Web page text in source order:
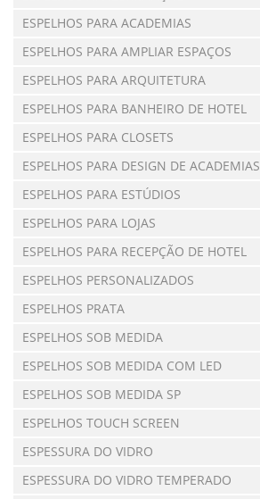
ESPELHOS PARA ACADEMIAS
ESPELHOS PARA AMPLIAR ESPAÇOS
ESPELHOS PARA ARQUITETURA
ESPELHOS PARA BANHEIRO DE HOTEL
ESPELHOS PARA CLOSETS
ESPELHOS PARA DESIGN DE ACADEMIAS
ESPELHOS PARA ESTÚDIOS
ESPELHOS PARA LOJAS
ESPELHOS PARA RECEPÇÃO DE HOTEL
ESPELHOS PERSONALIZADOS
ESPELHOS PRATA
ESPELHOS SOB MEDIDA
ESPELHOS SOB MEDIDA COM LED
ESPELHOS SOB MEDIDA SP
ESPELHOS TOUCH SCREEN
ESPESSURA DO VIDRO
ESPESSURA DO VIDRO TEMPERADO